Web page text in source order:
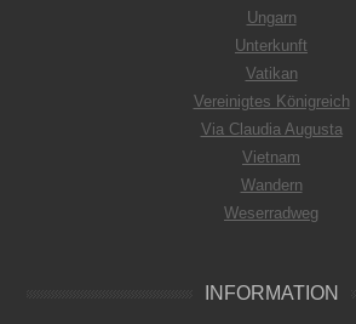
Ungarn
Unterkunft
Vatikan
Vereinigtes Königreich
Via Claudia Augusta
Vietnam
Wandern
Weserradweg
INFORMATION